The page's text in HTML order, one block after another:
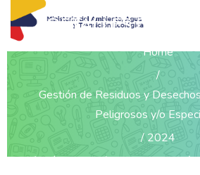
DETALLES DEL
Home
Gestión de Residuos y
Peligrosos y/o
2024
Guía de transferencia